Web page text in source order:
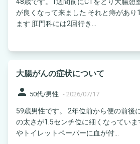
が良くなって来ました それと痔があり
ます 肛門科には2回行き...
大腸がんの症状について
person 50代/男性 - 2026/07/17
59歳男性です。 2年位前から便の前後
の太さが1.5センチ位に細くなってい
やトイレットペーパーに血が付...